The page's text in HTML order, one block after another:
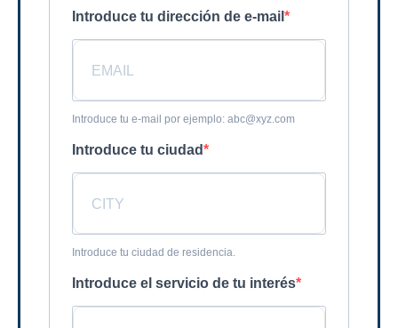
Introduce tu dirección de e-mail
Introduce tu e-mail por ejemplo: abc@xyz.com
Introduce tu ciudad
Introduce tu ciudad de residencia.
Introduce el servicio de tu interés